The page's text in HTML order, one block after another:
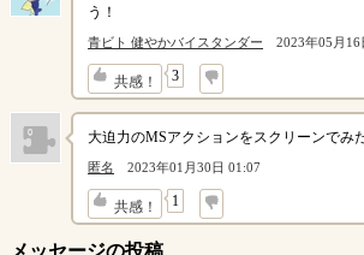
う！
青ビト 健やかバイスタンダー 2023年05月16
共感！ 3
↓
大迫力のMSアクションをスクリーンでみ
匿名 2023年01月30日 01:07
共感！ 1
↓
メッセージの投稿